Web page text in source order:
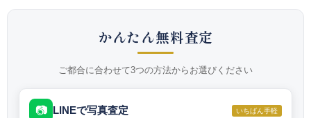
かんたん無料査定
ご都合に合わせて3つの方法からお選びください
📷 LINEで写真査定 いちばん手軽